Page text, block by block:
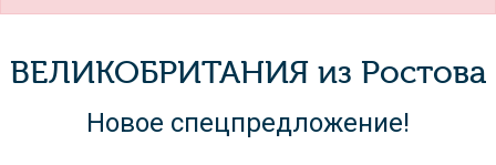
ВЕЛИКОБРИТАНИЯ из Ростова
Новое спецпредложение!